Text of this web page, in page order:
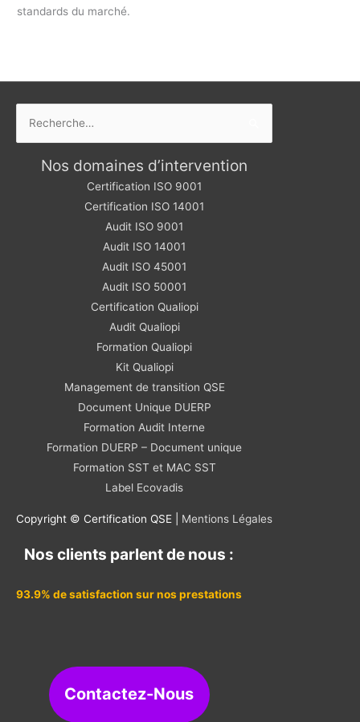
standards du marché.
Nos domaines d’intervention
Certification ISO 9001
Certification ISO 14001
Audit ISO 9001
Audit ISO 14001
Audit ISO 45001
Audit ISO 50001
Certification Qualiopi
Audit Qualiopi
Formation Qualiopi
Kit Qualiopi
Management de transition QSE
Document Unique DUERP
Formation Audit Interne
Formation DUERP – Document unique
Formation SST et MAC SST
Label Ecovadis
Copyright © Certification QSE | Mentions Légales
Nos clients parlent de nous :
93.9% de satisfaction sur nos prestations
Contactez-Nous